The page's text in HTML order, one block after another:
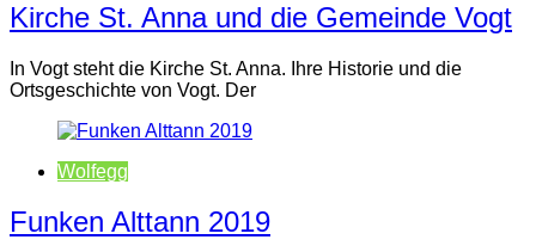
Kirche St. Anna und die Gemeinde Vogt
In Vogt steht die Kirche St. Anna. Ihre Historie und die
Ortsgeschichte von Vogt. Der
Wolfegg
Funken Alttann 2019